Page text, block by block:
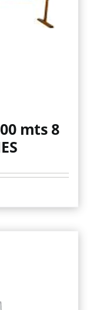
mts 8